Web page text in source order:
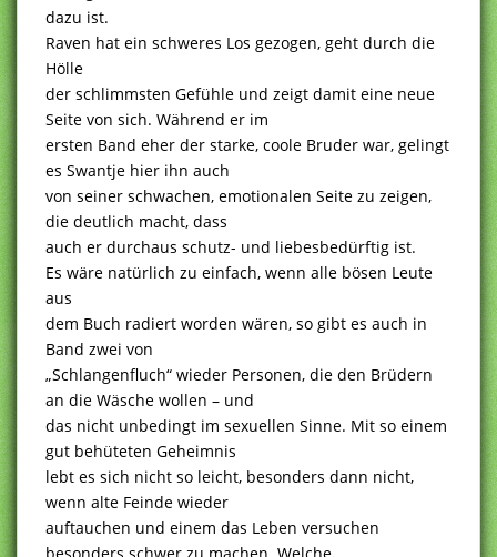
dazu ist.
Raven hat ein schweres Los gezogen, geht durch die
Hölle
der schlimmsten Gefühle und zeigt damit eine neue
Seite von sich. Während er im
ersten Band eher der starke, coole Bruder war, gelingt
es Swantje hier ihn auch
von seiner schwachen, emotionalen Seite zu zeigen,
die deutlich macht, dass
auch er durchaus schutz- und liebesbedürftig ist.
Es wäre natürlich zu einfach, wenn alle bösen Leute
aus
dem Buch radiert worden wären, so gibt es auch in
Band zwei von
„Schlangenfluch“ wieder Personen, die den Brüdern
an die Wäsche wollen – und
das nicht unbedingt im sexuellen Sinne. Mit so einem
gut behüteten Geheimnis
lebt es sich nicht so leicht, besonders dann nicht,
wenn alte Feinde wieder
auftauchen und einem das Leben versuchen